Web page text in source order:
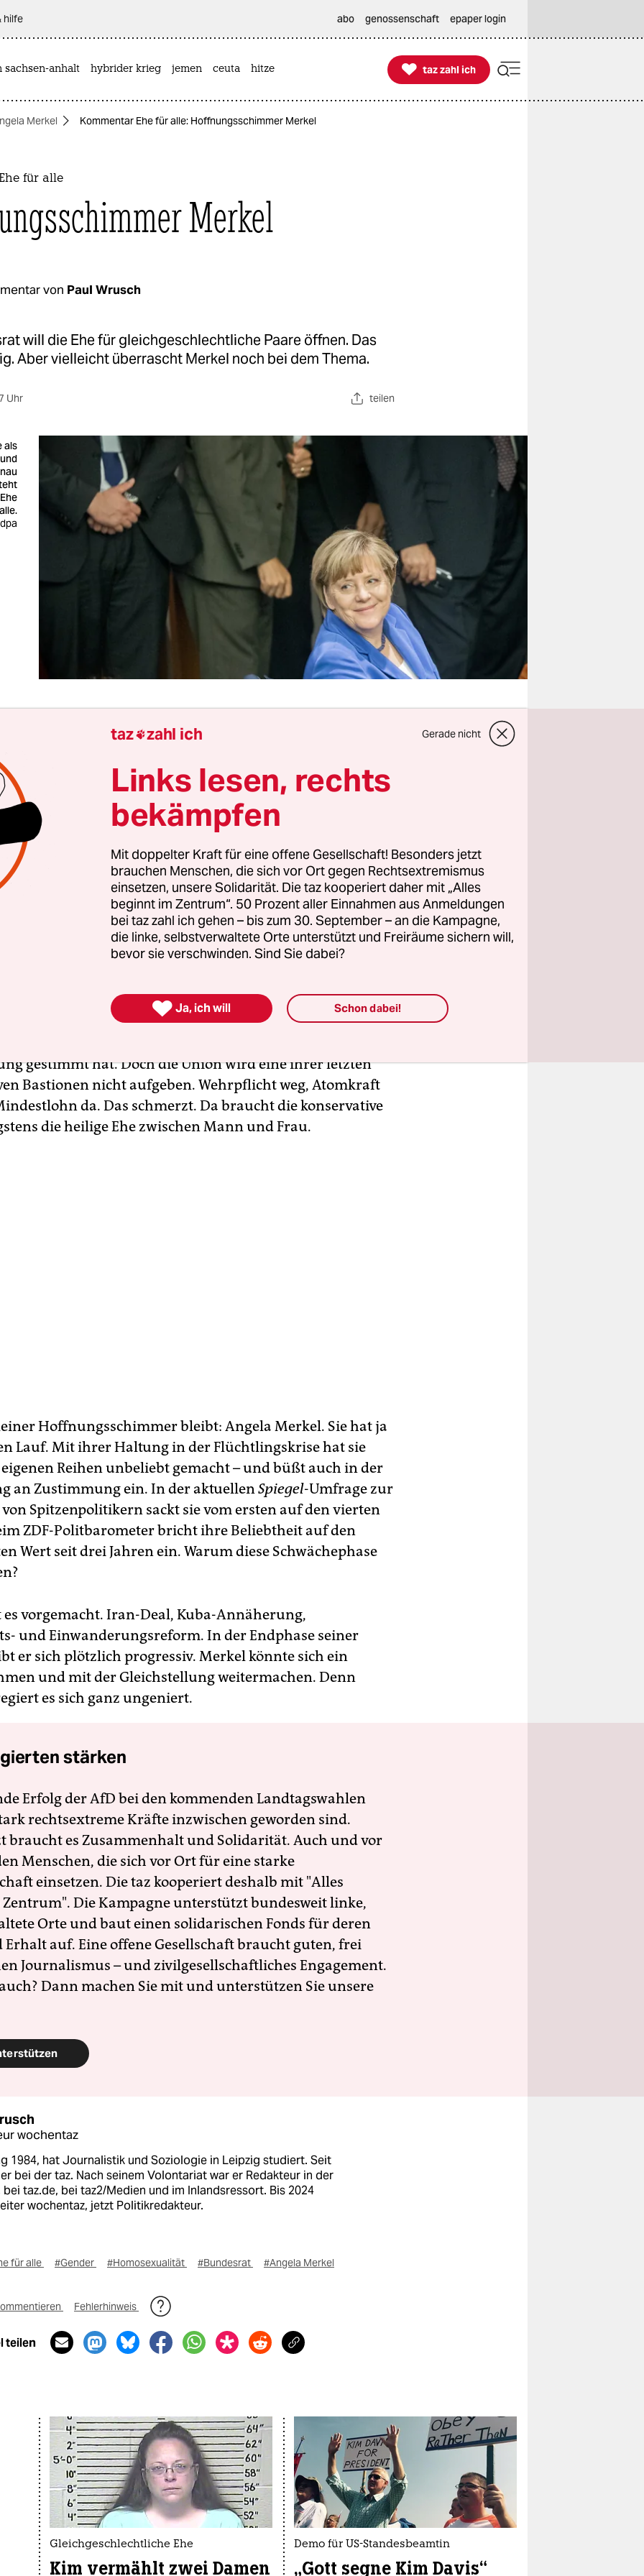
hilfe abo genossenschaft epaper login
sachsen-anhalt hybrider krieg jemen ceuta hitze 
taz zahl ich
taz zahl ich
Merkel Kommentar Ehe für alle: Hoffnungsschimmer Merkel
für alle
Merkel
von Paul Wrusch
will die Ehe für gleichgeschlechtliche Paare öffnen. Das
Aber vielleicht überrascht Merkel noch bei dem Thema.
Uhr teilen
als
fordert also die vollständige Gleichstellung der
zwischen gleichgeschlechtlichen Partnern. Das ist schön,
klingt gut – und hat dennoch nur symbolischen Charakter.
Länder noch so viel rumfordern, letztlich entscheidet
darüber. Der muss sich jetzt mit dem Gesetzentwurf
selbst wenn es dort faktisch eine Mehrheit für die völlige
von homosexuellen Partnerschaften gibt, wird sich
Mehrheit finden.
wird den Koalitionsfrieden wegen der paar Homos, die
mehr schreien, nicht gefährden. Das hat sie schon
seit Langem mit eigenen Gesetzentwürfen zur
die Sozialdemokraten vorzuführen. Es lässt sich ja so
gestimmt hat. Doch die Union wird eine ihrer letzten
Bastionen nicht aufgeben. Wehrpflicht weg, Atomkraft
da. Das schmerzt. Da braucht die konservative
die heilige Ehe zwischen Mann und Frau.
Hoffnungsschimmer bleibt: Angela Merkel. Sie hat ja
Lauf. Mit ihrer Haltung in der Flüchtlingskrise hat sie
Reihen unbeliebt gemacht – und büßt auch in der
an Zustimmung ein. In der aktuellenSpiegel-Umfrage zur
Spitzenpolitikern sackt sie vom ersten auf den vierten
ZDF-Politbarometer bricht ihre Beliebtheit auf den
Wert seit drei Jahren ein. Warum diese Schwächephase
es vorgemacht. Iran-Deal, Kuba-Annäherung,
und Einwanderungsreform. In der Endphase seiner
er sich plötzlich progressiv. Merkel könnte sich ein
und mit der Gleichstellung weitermachen. Denn
es sich ganz ungeniert.
stärken
Erfolg der AfD bei den kommenden Landtagswahlen
rechtsextreme Kräfte inzwischen geworden sind.
braucht es Zusammenhalt und Solidarität. Auch und vor
Menschen, die sich vor Ort für eine starke
einsetzen. Die taz kooperiert deshalb mit "Alles
Die Kampagne unterstützt bundesweit linke,
Orte und baut einen solidarischen Fonds für deren
Erhalt auf. Eine offene Gesellschaft braucht guten, frei
Journalismus – und zivilgesellschaftliches Engagement.
Dann machen Sie mit und unterstützen Sie unsere
wochentaz
1984, hat Journalistik und Soziologie in Leipzig studiert. Seit
bei der taz. Nach seinem Volontariat war er Redakteur in der
bei taz.de, bei taz2/Medien und im Inlandsressort. Bis 2024
wochentaz, jetzt Politikredakteur.
für alle #Gender #Homosexualität #Bundesrat #Angela Merkel
Fehlerhinweis
teilen
Gleichgeschlechtliche Ehe
Kim vermählt zwei Damen
Demo für US-Standesbeamtin
„Gott segne Kim Davis“
taz zahl ich Gerade nicht
Links lesen, rechts
bekämpfen
Mit doppelter Kraft für eine offene Gesellschaft! Besonders jetzt
brauchen Menschen, die sich vor Ort gegen Rechtsextremismus
einsetzen, unsere Solidarität. Die taz kooperiert daher mit „Alles
beginnt im Zentrum“. 50 Prozent aller Einnahmen aus Anmeldungen
bei taz zahl ich gehen – bis zum 30. September – an die Kampagne,
die linke, selbstverwaltete Orte unterstützt und Freiräume sichern will,
bevor sie verschwinden. Sind Sie dabei?
 Ja, ich will Schon dabei!